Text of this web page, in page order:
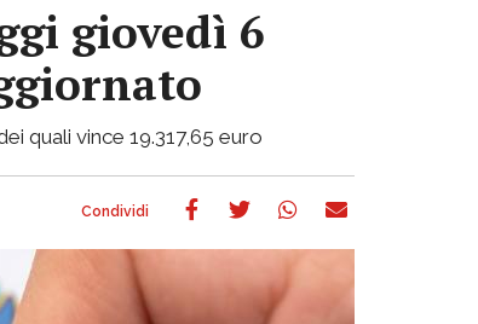
giovedì 6
quali vince 19.317,65 euro